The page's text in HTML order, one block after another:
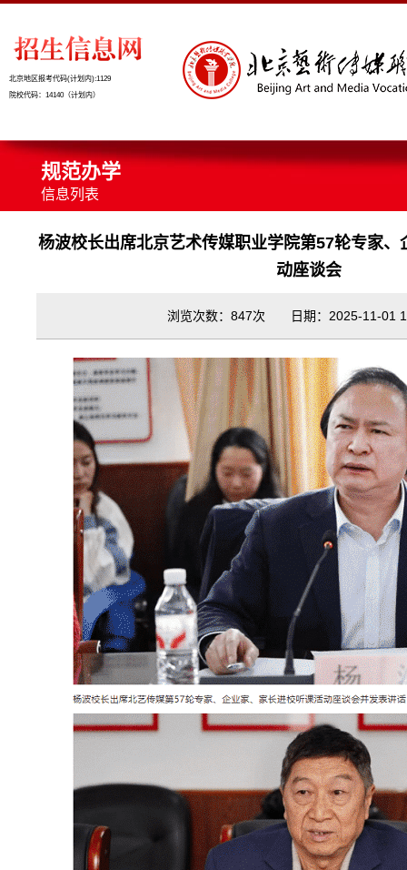
北京地区报考代码(计划内):1129
院校代码：14140（计划内）
规范办学
信息列表
杨波校长出席北京艺术传媒职业学院第57轮专家、
动座谈会
浏览次数：847次 日期：2025-11-01